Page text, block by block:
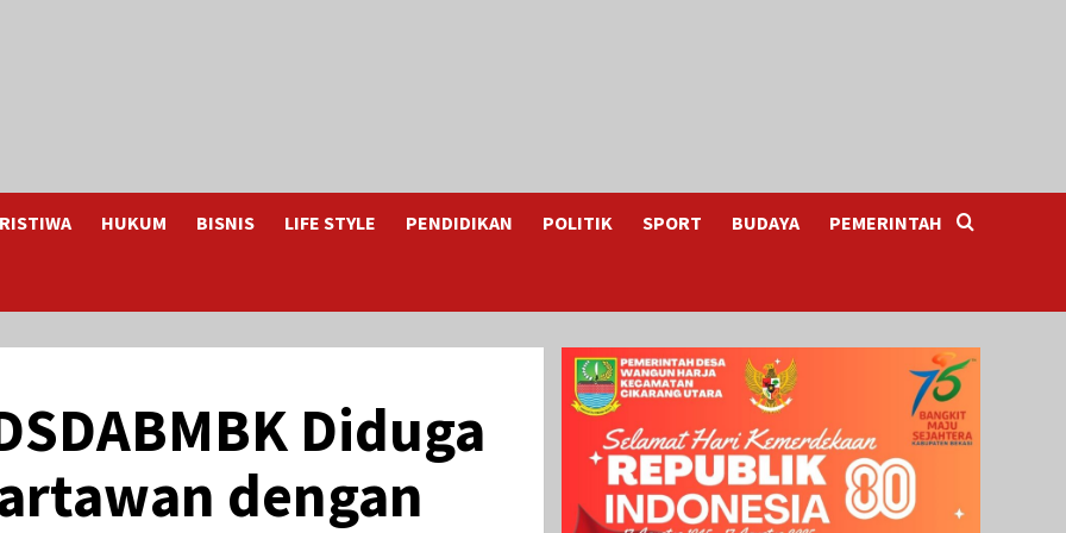
HUKUM BISNIS LIFE STYLE PENDIDIKAN POLITIK SPORT BUDAYA PEMERINTAH
Diduga
dengan